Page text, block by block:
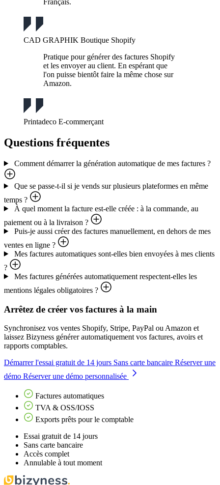
Français.
CAD GRAPHIK Boutique Shopify
Pratique pour générer des factures Shopify
et les envoyer au client. En espérant que
l'on puisse bientôt faire la même chose sur
Amazon.
Printadeco E-commerçant
Questions fréquentes
Comment démarrer la génération automatique de mes factures ?
Que se passe-t-il si je vends sur plusieurs plateformes en même
temps ?
À quel moment la facture est-elle créée : à la commande, au
paiement ou à la livraison ?
Puis-je aussi créer des factures manuellement, en dehors de mes
ventes en ligne ?
Mes factures automatiques sont-elles bien envoyées à mes clients
?
Mes factures générées automatiquement respectent-elles les
mentions légales obligatoires ?
Arrêtez de créer vos factures à la main
Synchronisez vos ventes Shopify, Stripe, PayPal ou Amazon et
laissez Bizyness générer automatiquement vos factures, avoirs et
rapports comptables.
Démarrer l'essai gratuit de 14 jours Sans carte bancaire Réserver une
démo Réserver une démo personnalisée
Factures automatiques
TVA & OSS/IOSS
Exports prêts pour le comptable
Essai gratuit de 14 jours
Sans carte bancaire
Accès complet
Annulable à tout moment